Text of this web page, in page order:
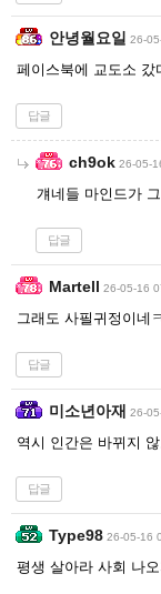
안녕월요일 26-
페이스북에 교도소 갔
답글
ch9ok 26-05-
걔네들 마인드가
답글
Martell 26-05-16
그래도 사필귀정이네
답글
미소년아재 26-
역시 인간은 바뀌지
답글
Type98 26-05-16
평생 살아라 사회 나